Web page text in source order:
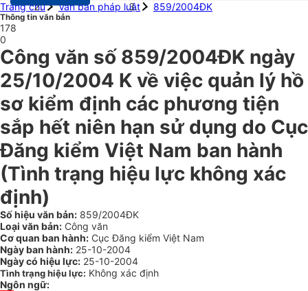
Trang chủ
Văn bản pháp luật 859/2004ĐK
Thông tin văn bản
178
0
Công văn số 859/2004ĐK ngày
25/10/2004 K về việc quản lý hồ
sơ kiểm định các phương tiện
sắp hết niên hạn sử dụng do Cục
Đăng kiểm Việt Nam ban hành
(Tình trạng hiệu lực không xác
định)
Số hiệu văn bản: 859/2004ĐK
Loại văn bản: Công văn
Cơ quan ban hành: Cục Đăng kiểm Việt Nam
Ngày ban hành: 25-10-2004
Ngày có hiệu lực: 25-10-2004
Tình trạng hiệu lực: Không xác định
Ngôn ngữ: